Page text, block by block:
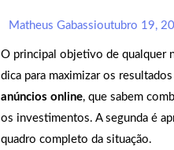
Matheus Gabassioutubro 19,
O principal objetivo de qualquer
dica para maximizar os
anúncios online, que sabem
os investimentos. A segunda é
quadro completo da situação.